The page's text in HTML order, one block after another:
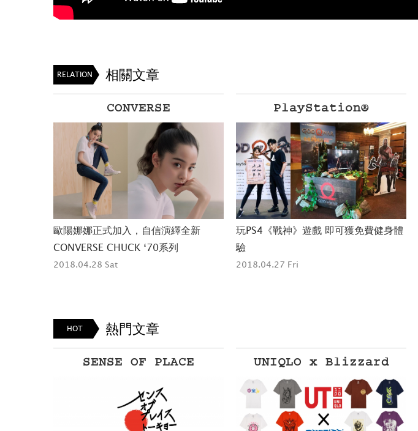
RELATION 相關文章
CONVERSE
歐陽娜娜正式加入，自信演繹全新
CONVERSE CHUCK ‘70系列
2018.04.28 Sat
PlayStation®
玩PS4《戰神》遊戲 即可獲免費健身體
驗
2018.04.27 Fri
HOT 熱門文章
SENSE OF PLACE UNIQLO x Blizzard